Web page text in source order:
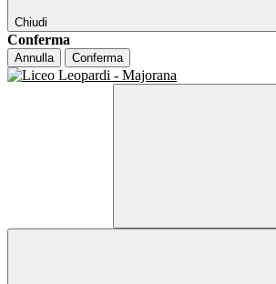
Chiudi
Conferma
Annulla Conferma